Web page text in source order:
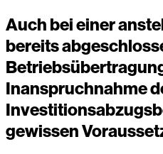
Auch bei einer
bereits
Inanspruchnahme
gewissen